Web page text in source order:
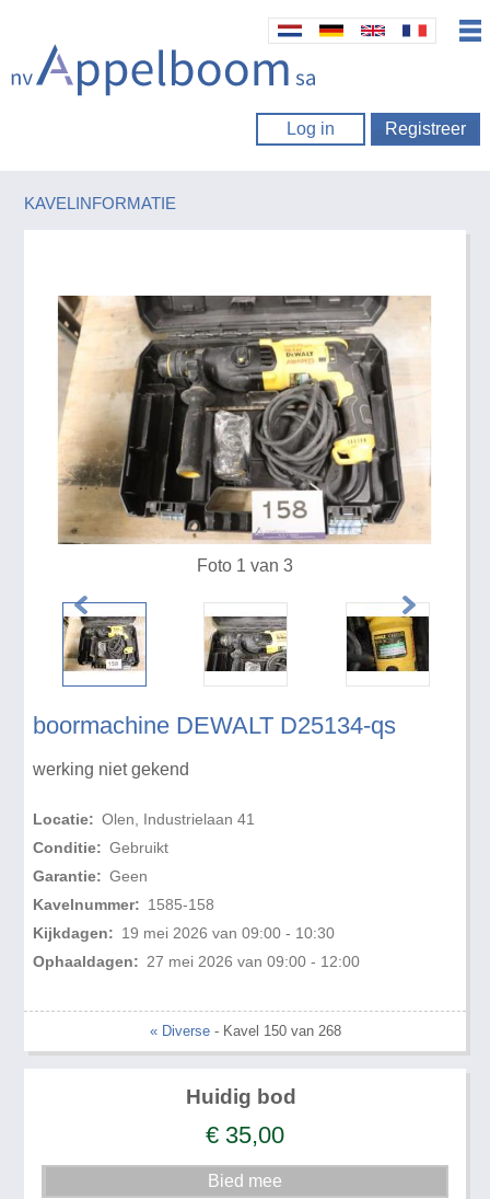
Log in Registreer
KAVELINFORMATIE
boormachine DEWALT D25134-qs
werking niet gekend
Locatie: Olen, Industrielaan 41
Conditie: Gebruikt
Garantie: Geen
Kavelnummer: 1585-158
Kijkdagen: 19 mei 2026 van 09:00 - 10:30
Ophaaldagen: 27 mei 2026 van 09:00 - 12:00
Foto 1 van 3
« Diverse- Kavel 150 van 268
Huidig bod
€ 35,00